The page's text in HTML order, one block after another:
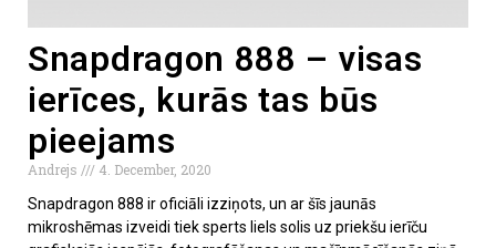
Snapdragon 888 – visas
ierīces, kurās tas būs
pieejams
Andrejs
4. December, 2020
Snapdragon 888 ir oficiāli izziņots, un ar šīs jaunās
mikroshēmas izveidi tiek sperts liels solis uz priekšu ierīču